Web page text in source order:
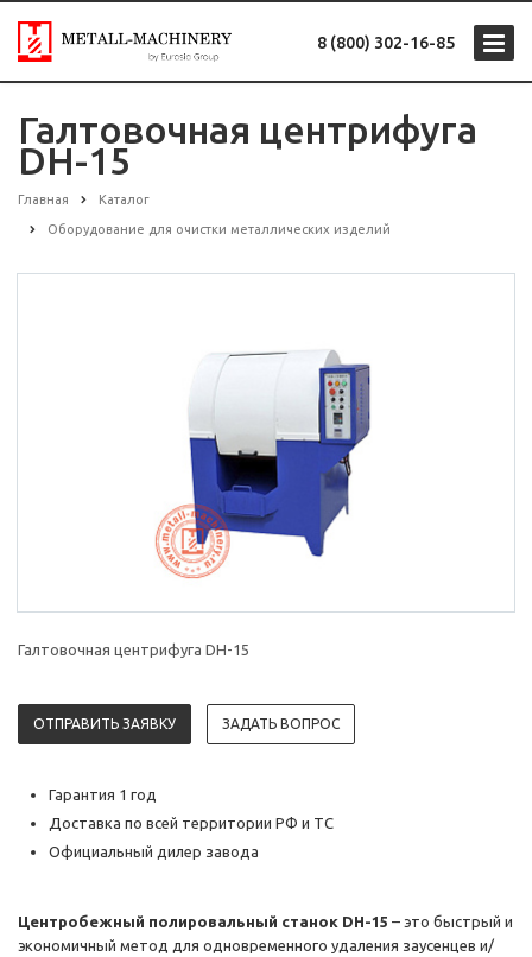
8 (800) 302-16-85
Галтовочная центрифуга
DH-15
Главная Каталог
Оборудование для очистки металлических изделий
Галтовочная центрифуга DH-15
ОТПРАВИТЬ ЗАЯВКУ ЗАДАТЬ ВОПРОС
Гарантия 1 год
Доставка по всей территории РФ и ТС
Официальный дилер завода
Центробежный полировальный станок DH-15 – это быстрый и
экономичный метод для одновременного удаления заусенцев и/